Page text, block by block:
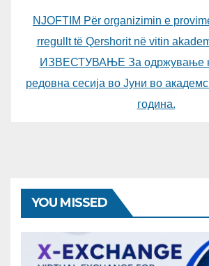
NJOFTIM Për organizimin e
rregullt të Qershorit në vitin
ИЗВЕСТУВАЊЕ За одржување
редовна сесија во Јуни во
година.
YOU MISSED